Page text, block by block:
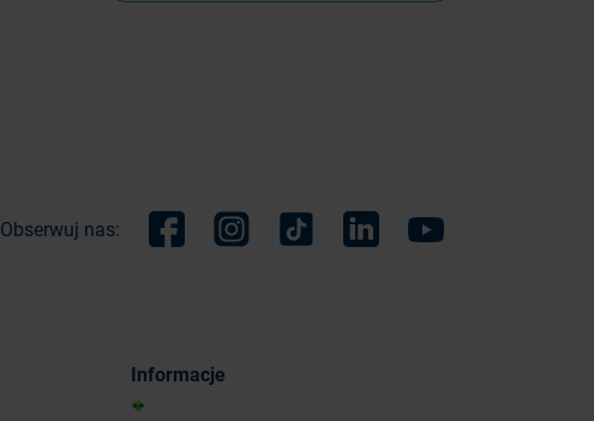
Obserwuj nas:
Informacje